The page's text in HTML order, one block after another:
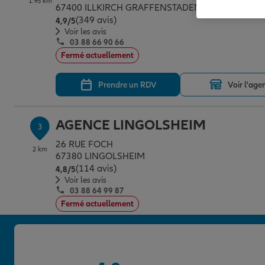
67400 ILLKIRCH GRAFFENSTADEN
4,9/5Note de 4.9 sur 5
(349 avis)
Voir les avis
03 88 66 90 66
Fermé actuellement
Prendre un RDV Voir
3
2 km
AGENCE LINGOLSHEIM
26 RUE FOCH
67380 LINGOLSHEIM
4,8/5Note de 4.8 sur 5
(114 avis)
Voir les avis
03 88 64 99 87
Fermé actuellement